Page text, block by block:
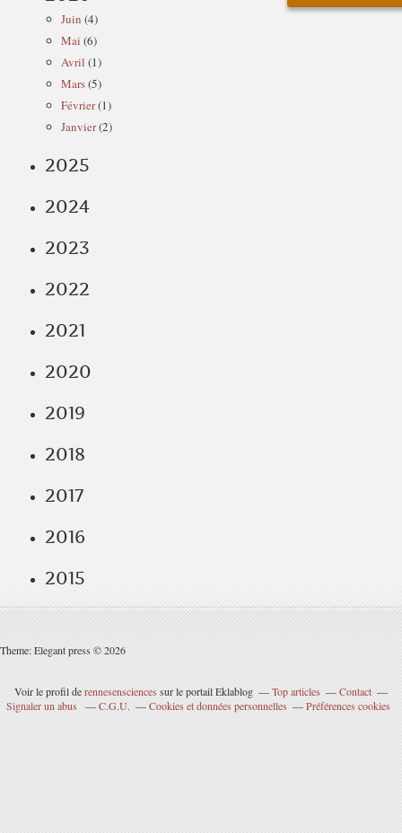
Juin (4)
Mai (6)
Avril (1)
Mars(5)
Février(1)
Janvier(2)
2025
2024
2023
2022
2021
2020
2019
2018
2017
2016
2015
Theme: Elegant press © 2026
Voir le profil derennesensciences sur le portail Eklablog Top articles
Contact
Signaler un abus
C.G.U. Cookies et données personnelles Préférences cookies